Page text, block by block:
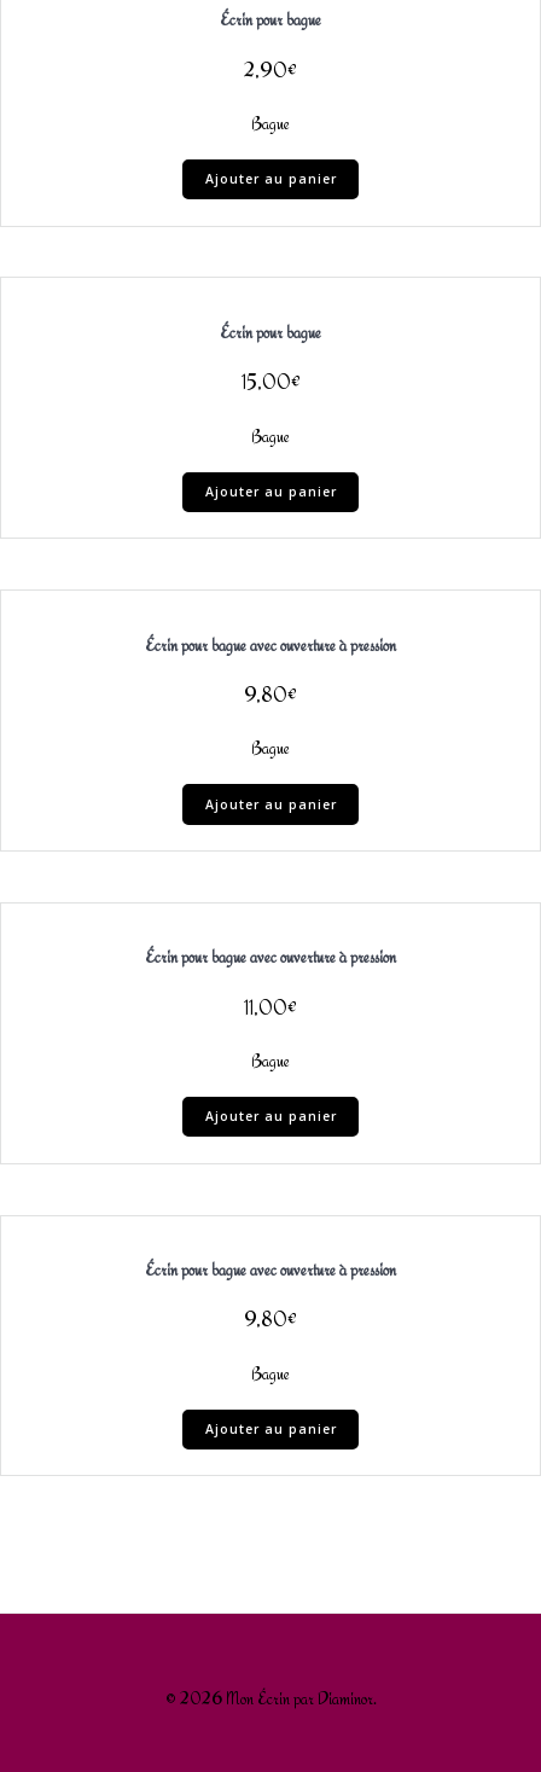
Écrin pour bague
2,90€
Bague
Ajouter au panier
Écrin pour bague
15,00€
Bague
Ajouter au panier
Écrin pour bague avec ouverture à pression
9,80€
Bague
Ajouter au panier
Écrin pour bague avec ouverture à pression
11,00€
Bague
Ajouter au panier
Écrin pour bague avec ouverture à pression
9,80€
Bague
Ajouter au panier
© 2026 Mon Écrin par Diaminor.